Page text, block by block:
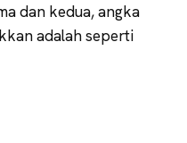
dan kedua, angka
adalah seperti